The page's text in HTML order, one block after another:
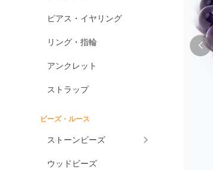
ピアス・イヤリング
リング・指輪
アンクレット
ストラップ
ビーズ・ルース
ストーンビーズ
ウッドビーズ